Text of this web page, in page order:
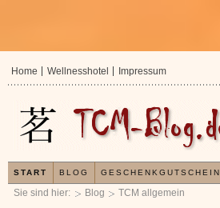
Sie sind hier: Blog TCM allgemein
Home Wellnesshotel Impressum
START BLOG GESCHENKGUTSCHEIN